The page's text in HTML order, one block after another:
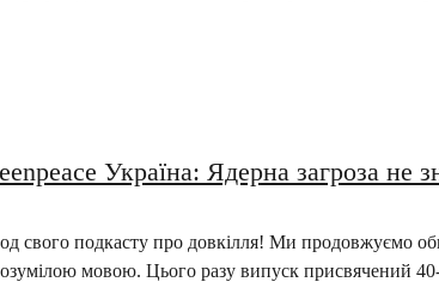
Україна: Ядерна загроза не
свого подкасту про довкілля! Ми продовжуємо
мовою. Цього разу випуск присвячений